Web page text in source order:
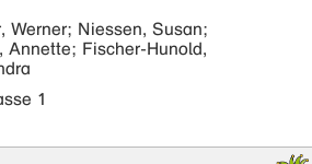
Werner; Niessen, Susan;
Annette; Fischer-Hunold,
1